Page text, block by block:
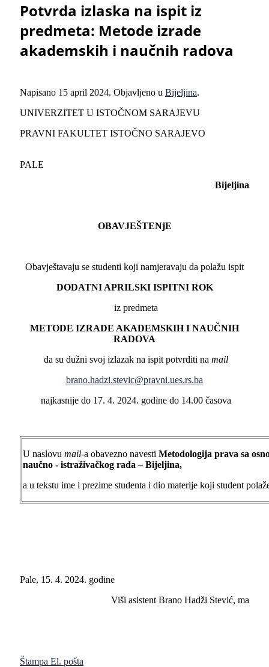
Potvrda izlaska na ispit iz
predmeta: Metode izrade
akademskih i naučnih radova
Napisano 15 april 2024. Objavljeno u Bijeljina.
UNIVERZITET U ISTOČNOM SARAJEVU
PRAVNI FAKULTET ISTOČNO SARAJEVO
PALE
Bijeljina
OBAVJEŠTENjE
Obavještavaju se studenti koji namjeravaju da polažu ispit
DODATNI APRILSKI ISPITNI ROK
iz predmeta
METODE IZRADE AKADEMSKIH I NAUČNIH
RADOVA
da su dužni svoj izlazak na ispit potvrditi na mail
brano.hadzi.stevic@pravni.ues.rs.ba
najkasnije do 17. 4. 2024. godine do 14.00 časova
U naslovu mail-a obavezno navesti Metodologija prava sa
naučno - istraživačkog rada – Bijeljina,
a u tekstu ime i prezime studenta i dio materije koji student
Pale, 15. 4. 2024. godine
Viši asistent Brano Hadži Stević, ma
Štampa El. pošta